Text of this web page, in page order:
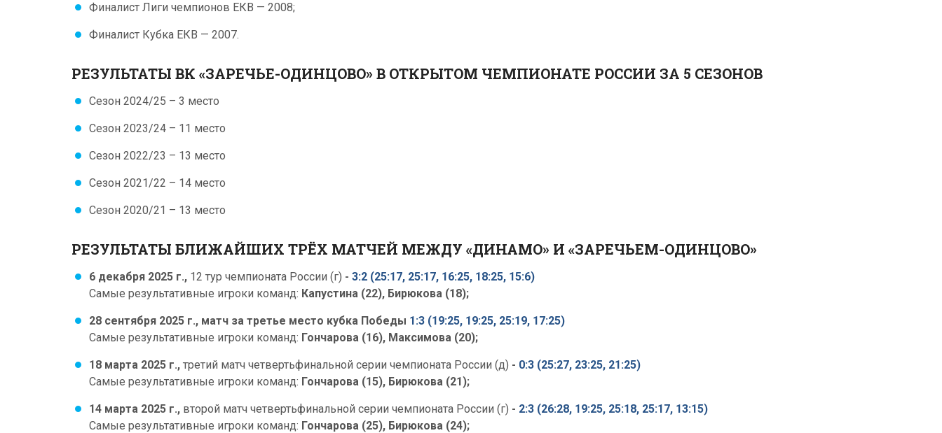
Финалист Лиги чемпионов ЕКВ — 2008;
Финалист Кубка ЕКВ — 2007.
РЕЗУЛЬТАТЫ ВК «ЗАРЕЧЬЕ-ОДИНЦОВО» В ОТКРЫТОМ ЧЕМПИОНАТЕ РОССИИ ЗА 5 СЕЗОНОВ
Сезон 2024/25 – 3 место
Сезон 2023/24 – 11 место
Сезон 2022/23 – 13 место
Сезон 2021/22 – 14 место
Сезон 2020/21 – 13 место
РЕЗУЛЬТАТЫ БЛИЖАЙШИХ ТРЁХ МАТЧЕЙ МЕЖДУ «ДИНАМО» И «ЗАРЕЧЬЕМ-ОДИНЦОВО»
6 декабря 2025 г., 12 тур чемпионата России (г) - 3:2 (25:17, 25:17, 16:25, 18:25, 15:6)
Самые результативные игроки команд: Капустина (22), Бирюкова (18);
28 сентября 2025 г., матч за третье место кубка Победы 1:3 (19:25, 19:25, 25:19, 17:25)
Самые результативные игроки команд: Гончарова (16), Максимова (20);
18 марта 2025 г., третий матч четвертьфинальной серии чемпионата России (д) - 0:3 (25:27, 23:25, 21:25)
Самые результативные игроки команд: Гончарова (15), Бирюкова (21);
14 марта 2025 г., второй матч четвертьфинальной серии чемпионата России (г) - 2:3 (26:28, 19:25, 25:18, 25:17, 13:15)
Самые результативные игроки команд: Гончарова (25), Бирюкова (24);